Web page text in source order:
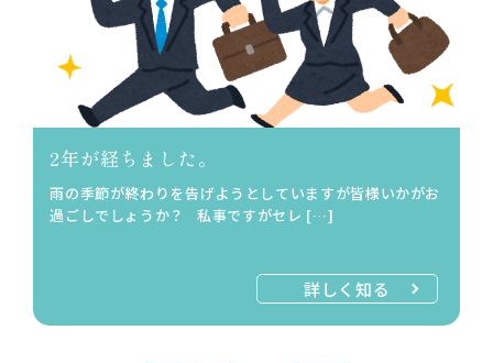
2年が経ちました。
雨の季節が終わりを告げようとしていますが皆様いかがお
過ごしでしょうか？ 私事ですがセレ […]
詳しく知る